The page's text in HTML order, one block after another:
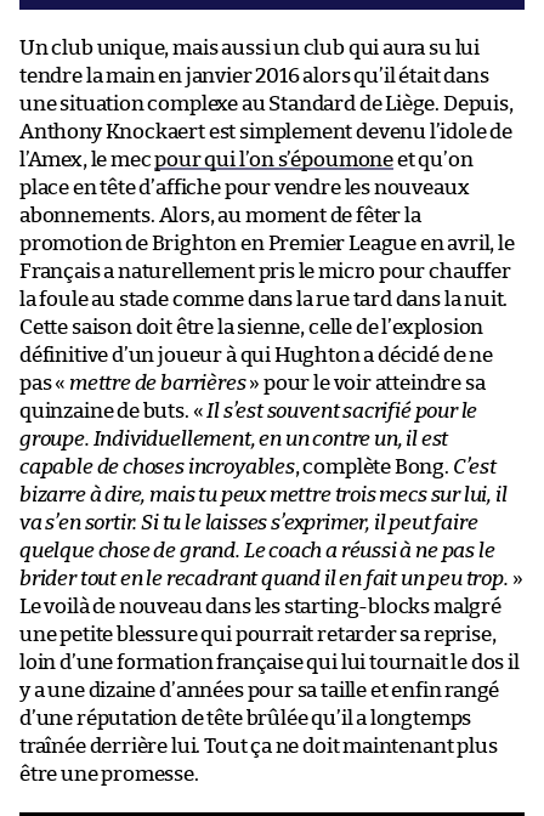
Un club unique, mais aussi un club qui aura su lui
tendre la main en janvier 2016 alors qu’il était dans
une situation complexe au Standard de Liège. Depuis,
Anthony Knockaert est simplement devenu l’idole de
l’Amex, le mecpour qui l’on s’époumoneet qu’on
place en tête d’affiche pour vendre les nouveaux
abonnements. Alors, au moment de fêter la
promotion de Brighton en Premier League en avril, le
Français a naturellement pris le micro pour chauffer
la foule au stade comme dans la rue tard dans la nuit.
Cette saison doit être la sienne, celle de l’explosion
définitive d’un joueur à qui Hughton a décidé de ne
pas « mettre de barrières» pour le voir atteindre sa
quinzaine de buts. « Il s’est souvent sacrifié pour le
groupe. Individuellement, en un contre un, il est
capable de choses incroyables, complète Bong. C’est
bizarre à dire, mais tu peux mettre trois mecs sur lui, il
va s’en sortir. Si tu le laisses s’exprimer, il peut faire
quelque chose de grand. Le coach a réussi à ne pas le
brider tout en le recadrant quand il en fait un peu trop. »
Le voilà de nouveau dans les starting-blocks malgré
une petite blessure qui pourrait retarder sa reprise,
loin d’une formation française qui lui tournait le dos il
y a une dizaine d’années pour sa taille et enfin rangé
d’une réputation de tête brûlée qu’il a longtemps
traînée derrière lui. Tout ça ne doit maintenant plus
être une promesse.